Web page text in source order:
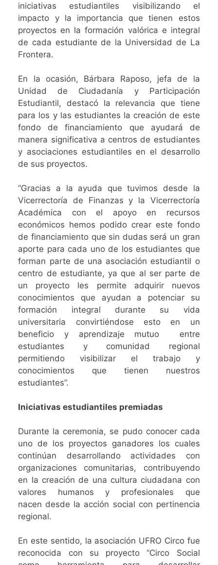
iniciativas estudiantiles visibilizando el
impacto y la importancia que tienen estos
proyectos en la formación valórica e integral
de cada estudiante de la Universidad de La
Frontera.
En la ocasión, Bárbara Raposo, jefa de la
Unidad de Ciudadanía y Participación
Estudiantil, destacó la relevancia que tiene
para los y las estudiantes la creación de este
fondo de financiamiento que ayudará de
manera significativa a centros de estudiantes
y asociaciones estudiantiles en el desarrollo
de sus proyectos.
“Gracias a la ayuda que tuvimos desde la
Vicerrectoría de Finanzas y la Vicerrectoría
Académica con el apoyo en recursos
económicos hemos podido crear este fondo
de financiamiento que sin dudas será un gran
aporte para cada uno de los estudiantes que
forman parte de una asociación estudiantil o
centro de estudiante, ya que al ser parte de
un proyecto les permite adquirir nuevos
conocimientos que ayudan a potenciar su
formación integral durante su vida
universitaria convirtiéndose esto en un
beneficio y aprendizaje mutuo entre
estudiantes y comunidad regional
permitiendo visibilizar el trabajo y
conocimientos que tienen nuestros
estudiantes”.
Iniciativas estudiantiles premiadas
Durante la ceremonia, se pudo conocer cada
uno de los proyectos ganadores los cuales
continúan desarrollando actividades con
organizaciones comunitarias, contribuyendo
en la creación de una cultura ciudadana con
valores humanos y profesionales que
nacen desde la acción social con pertinencia
regional.
En este sentido, la asociación UFRO Circo fue
reconocida con su proyecto “Circo Social